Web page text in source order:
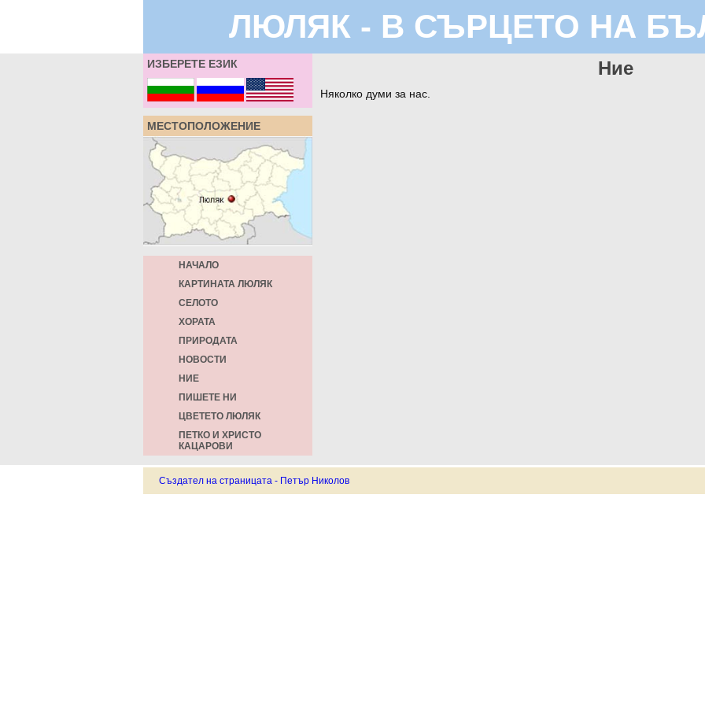
ЛЮЛЯК - В СЪРЦЕТО НА
ИЗБЕРЕТЕ ЕЗИК
МЕСТОПОЛОЖЕНИЕ
НАЧАЛО
КАРТИНАТА ЛЮЛЯК
СЕЛОТО
ХОРАТА
ПРИРОДАТА
НОВОСТИ
НИЕ
ПИШЕТЕ НИ
ЦВЕТЕТО ЛЮЛЯК
ПЕТКО И ХРИСТО
КАЦАРОВИ
Ние
Няколко думи за нас.
Създател на страницата - Петър Николов